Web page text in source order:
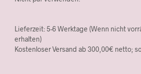
Lieferzeit: 5-6 Werktage (Wenn nicht
erhalten)
Kostenloser Versand ab 300,00€ netto;